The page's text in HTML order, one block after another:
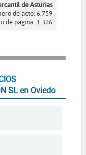
de Asturias
de acto: 6.759
de página: 1.326
SL en Oviedo